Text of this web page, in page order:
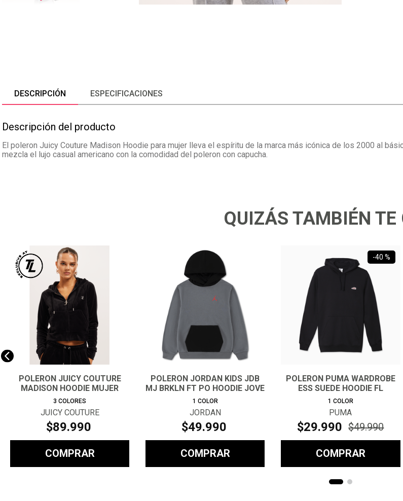
DESCRIPCIÓN ESPECIFICACIONES
Descripción del producto
El poleron Juicy Couture Madison Hoodie para mujer lleva el espíritu de la marca más icónica de los 2000 al
mezcla el lujo casual americano con la comodidad del poleron con capucha.
QUIZÁS TAMBIÉN TE
POLERON JUICY COUTURE
MADISON HOODIE MUJER
3 COLORES
JUICY COUTURE
$89.990
COMPRAR
POLERON JORDAN KIDS JDB
MJ BRKLN FT PO HOODIE JOVE
1 COLOR
JORDAN
$49.990
COMPRAR
-40 %
POLERON PUMA WARDROBE
ESS SUEDE HOODIE FL
HOMBRE
1 COLOR
PUMA
$29.990 $49.990
COMPRAR